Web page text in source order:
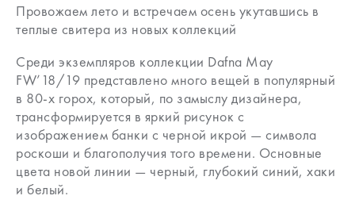
Провожаем лето и встречаем осень укутавшись в
теплые свитера из новых коллекций
Среди экземпляров коллекции Dafna May
FW’18/19 представлено много вещей в популярный
в 80-х горох, который, по замыслу дизайнера,
трансформируется в яркий рисунок с
изображением банки с черной икрой — символа
роскоши и благополучия того времени. Основные
цвета новой линии — черный, глубокий синий, хаки
и белый.